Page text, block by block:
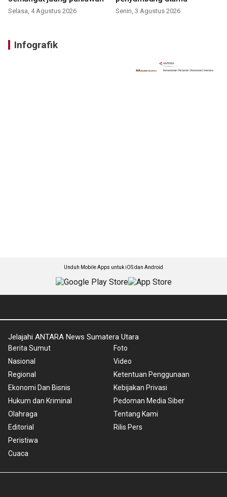
Selasa, 4 Agustus 2026 Senin, 3 Agustus 2026
Infografik
Unduh Mobile Apps untuk iOS dan Android
Jelajahi ANTARA News Sumatera Utara
Berita Sumut
Nasional
Regional
Ekonomi Dan Bisnis
Hukum dan Kriminal
Olahraga
Editorial
Peristiwa
Cuaca
Foto
Video
Ketentuan Penggunaan
Kebijakan Privasi
Pedoman Media Siber
Tentang Kami
Rilis Pers